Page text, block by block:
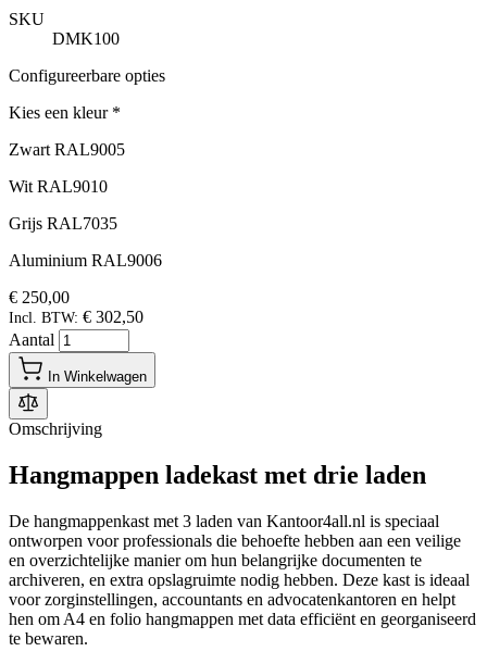
SKU
DMK100
Configureerbare opties
Kies een kleur *
Zwart RAL9005
Wit RAL9010
Grijs RAL7035
Aluminium RAL9006
€ 250,00
Incl. BTW: € 302,50
Aantal
In Winkelwagen
Omschrijving
Hangmappen ladekast met drie laden
De hangmappenkast met 3 laden van Kantoor4all.nl is speciaal
ontworpen voor professionals die behoefte hebben aan een veilige
en overzichtelijke manier om hun belangrijke documenten te
archiveren, en extra opslagruimte nodig hebben. Deze kast is ideaal
voor zorginstellingen, accountants en advocatenkantoren en helpt
hen om A4 en folio hangmappen met data efficiënt en georganiseerd
te bewaren.